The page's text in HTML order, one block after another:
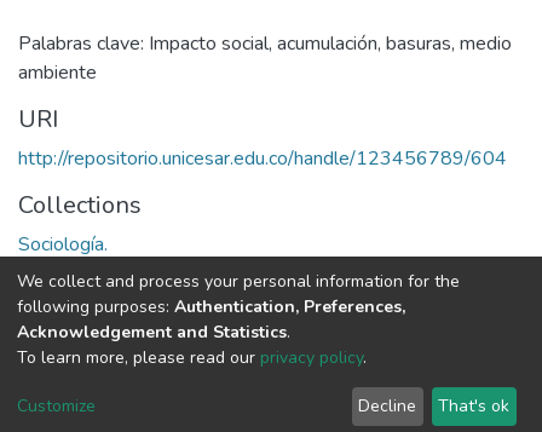
Palabras clave: Impacto social, acumulación, basuras, medio
ambiente
URI
http://repositorio.unicesar.edu.co/handle/123456789/604
Collections
Sociología.
Full item page
DSpace software copyright © 2002-2026
Cookie
End User
Agreement
Send
Feedback
We collect and process your personal information for the
following purposes: Authentication, Preferences,
Acknowledgement and Statistics.
To learn more, please read our privacy policy.
Customize Decline That's ok